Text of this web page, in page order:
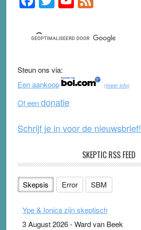
Sidebar
a
c
e
b
o
o
k
wi
tt
er
o
u
T
b
e
e
d
Steun ons via:
Een aankoop
(meer info)
Of eendonatie
Schrijf je in voor de nieuwsbrief!
SKEPTIC RSS FEED
Skepsis Error SBM
Ype & Ionica zijn skeptisch
3 August 2026-Ward van Beek